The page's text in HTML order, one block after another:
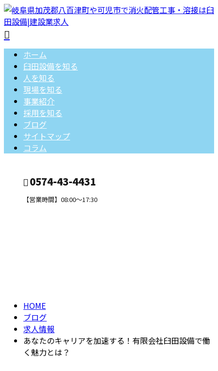
ホーム
臼田設備を知る
人を知る
現場を知る
事業紹介
採用を知る
ブログ
サイトマップ
コラム
0574-43-4431
【営業時間】08:00～17:30
HOME
ブログ
求人情報
あなたのキャリアを加速する！有限会社臼田設備で働
く魅力とは？